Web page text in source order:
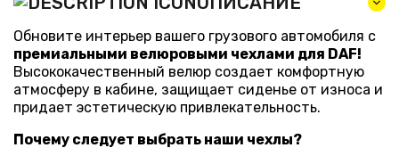
Обновите интерьер вашего грузового автомобиля с
премиальными велюровыми чехлами для DAF!
Высококачественный велюр создает комфортную
атмосферу в кабине, защищает сиденье от износа и
придает эстетическую привлекательность.
Почему следует выбрать наши чехлы?